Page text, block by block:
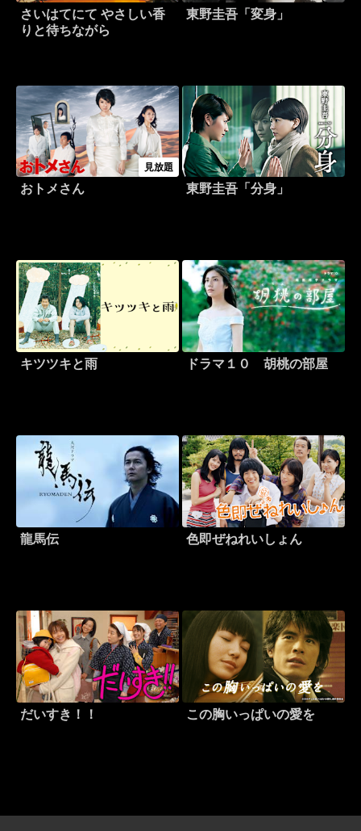
さいはてにて やさしい香
りと待ちながら
東野圭吾「変身」
見放題
おトメさん 東野圭吾「分身」
キツツキと雨 ドラマ１０ 胡桃の部屋
龍馬伝 色即ぜねれいしょん
だいすき！！ この胸いっぱいの愛を